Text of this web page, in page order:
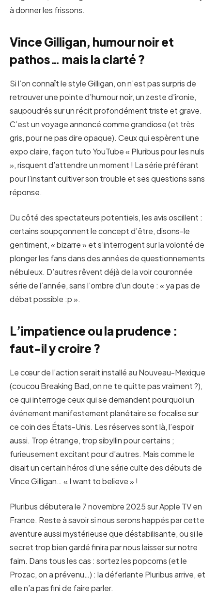
à donner les frissons.
Vince Gilligan, humour noir et
pathos… mais la clarté ?
Si l’on connaît le style Gilligan, on n’est pas surpris de
retrouver une pointe d’humour noir, un zeste d’ironie,
saupoudrés sur un récit profondément triste et grave.
C’est un voyage annoncé comme grandiose (et très
gris, pour ne pas dire opaque). Ceux qui espèrent une
expo claire, façon tuto YouTube « Pluribus pour les nuls
», risquent d’attendre un moment ! La série préférant
pour l’instant cultiver son trouble et ses questions sans
réponse.
Du côté des spectateurs potentiels, les avis oscillent :
certains soupçonnent le concept d’être, disons-le
gentiment, « bizarre » et s’interrogent sur la volonté de
plonger les fans dans des années de questionnements
nébuleux. D’autres rêvent déjà de la voir couronnée
série de l’année, sans l’ombre d’un doute : « ya pas de
débat possible :p ».
L’impatience ou la prudence :
faut-il y croire ?
Le cœur de l’action serait installé au Nouveau-Mexique
(coucou Breaking Bad, on ne te quitte pas vraiment ?),
ce qui interroge ceux qui se demandent pourquoi un
événement manifestement planétaire se focalise sur
ce coin des États-Unis. Les réserves sont là, l’espoir
aussi. Trop étrange, trop sibyllin pour certains ;
furieusement excitant pour d’autres. Mais comme le
disait un certain héros d’une série culte des débuts de
Vince Gilligan… « I want to believe » !
Pluribus débutera le 7 novembre 2025 sur Apple TV en
France. Reste à savoir si nous serons happés par cette
aventure aussi mystérieuse que déstabilisante, ou si le
secret trop bien gardé finira par nous laisser sur notre
faim. Dans tous les cas : sortez les popcorns (et le
Prozac, on a prévenu…) : la déferlante Pluribus arrive, et
elle n’a pas fini de faire parler.